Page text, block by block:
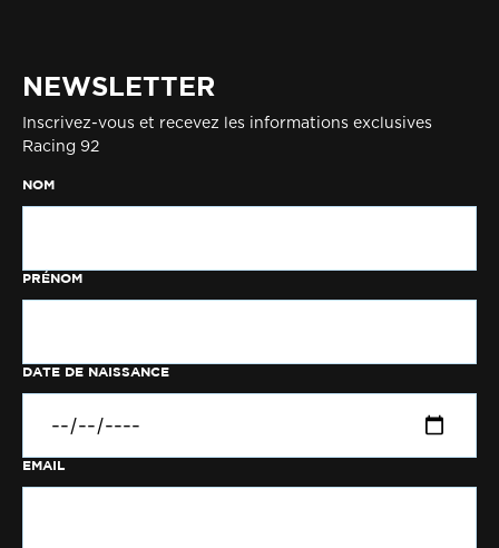
NEWSLETTER
Inscrivez-vous et recevez les informations exclusives
Racing 92
NOM
PRÉNOM
DATE DE NAISSANCE
EMAIL